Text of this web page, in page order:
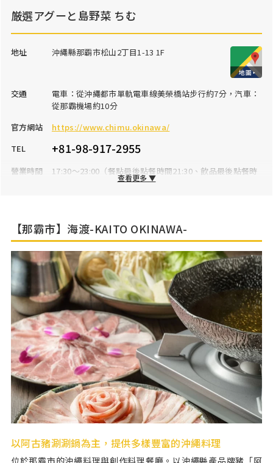
厳選アグーと島野菜 ちむ
地址 沖繩縣那覇市松山2丁目1-13 1F
交通
電車：從沖繩都市單軌電車線美榮橋站步行約7分，汽車：
從那霸機場約10分
官方網站
https://www.chimu.okinawa/
TEL
+81-98-917-2955
營業時間
17:30～23:00（餐點最後點餐時間21:30、飲品最後點餐時
停車場
無
查看更多 ▼
【那霸市】海渡-KAITO OKINAWA-
以阿古豬涮涮鍋為主，提供多樣豐富的沖繩料理